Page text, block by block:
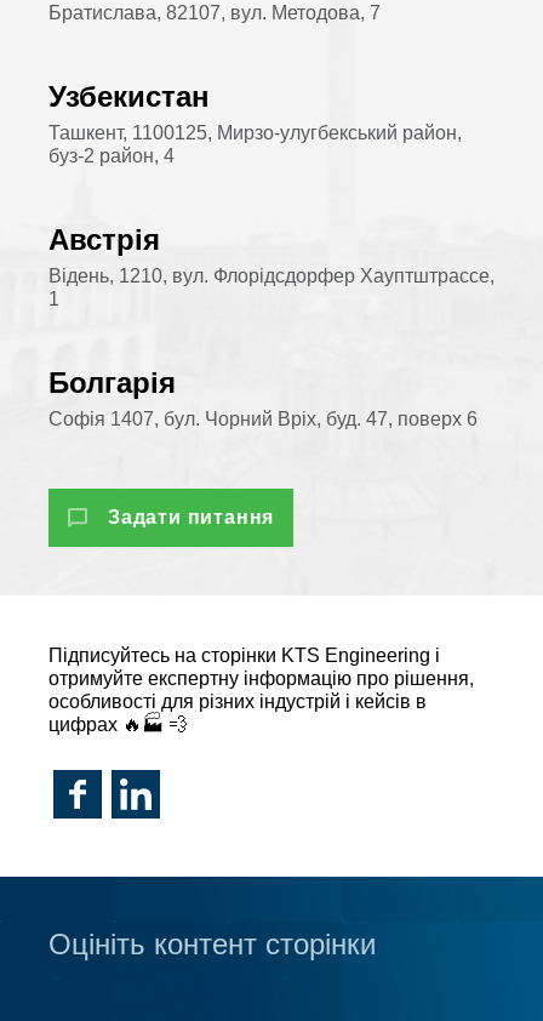
Братислава, 82107, вул. Методова, 7
Узбекистан
Ташкент, 1100125, Мирзо-улугбекський район,
буз-2 район, 4
Австрія
Відень, 1210, вул. Флорідсдорфер Хауптштрассе,
1
Болгарія
Софія 1407, бул. Чорний Вріх, буд. 47, поверх 6
Задати питання
Підписуйтесь на сторінки KTS Engineering і
отримуйте експертну інформацію про рішення,
особливості для різних індустрій і кейсів в
цифрах 🔥🏭 💨
Оцініть контент сторінки